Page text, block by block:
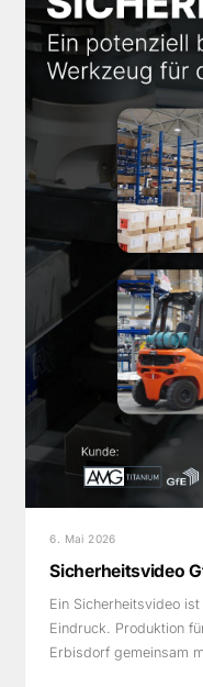
6. Mai 2026
Sicherheitsvideo
Ein Sicherheitsvideo
Eindruck. Produktion
Erbisdorf gemeinsam